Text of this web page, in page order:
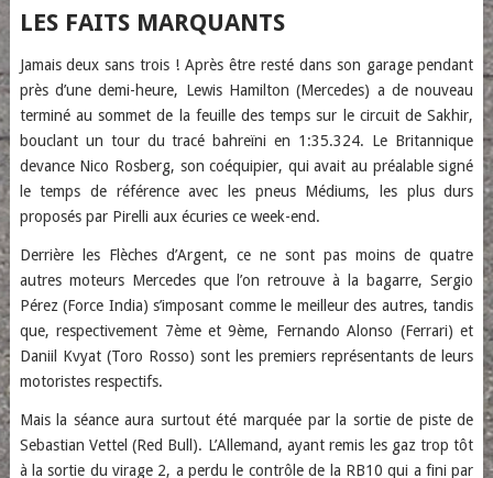
LES FAITS MARQUANTS
Jamais deux sans trois ! Après être resté dans son garage pendant
près d’une demi-heure, Lewis Hamilton (Mercedes) a de nouveau
terminé au sommet de la feuille des temps sur le circuit de Sakhir,
bouclant un tour du tracé bahreïni en 1:35.324. Le Britannique
devance Nico Rosberg, son coéquipier, qui avait au préalable signé
le temps de référence avec les pneus Médiums, les plus durs
proposés par Pirelli aux écuries ce week-end.
Derrière les Flèches d’Argent, ce ne sont pas moins de quatre
autres moteurs Mercedes que l’on retrouve à la bagarre, Sergio
Pérez (Force India) s’imposant comme le meilleur des autres, tandis
que, respectivement 7ème et 9ème, Fernando Alonso (Ferrari) et
Daniil Kvyat (Toro Rosso) sont les premiers représentants de leurs
motoristes respectifs.
Mais la séance aura surtout été marquée par la sortie de piste de
Sebastian Vettel (Red Bull). L’Allemand, ayant remis les gaz trop tôt
à la sortie du virage 2, a perdu le contrôle de la RB10 qui a fini par